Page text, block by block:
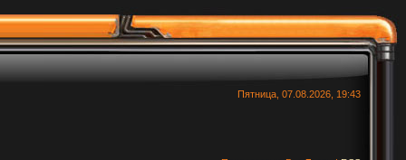
Пятница, 07.08.2026, 19:43